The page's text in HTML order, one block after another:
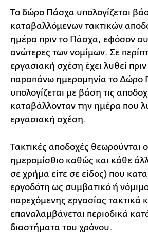
Το δώρο Πάσχα υπολογίζεται
καταβαλλόμενων τακτικών
ημέρα πριν το Πάσχα, εφόσον
ανώτερες των νομίμων. Σε
εργασιακή σχέση έχει λυθεί
παραπάνω ημερομηνία το Δώρο
υπολογίζεται με βάση τις
καταβάλλονταν την ημέρα που
εργασιακή σχέση.
Τακτικές αποδοχές θεωρούνται
ημερομίσθιο καθώς και κάθε
σε χρήμα είτε σε είδος) που
εργοδότη ως συμβατικό ή
παρεχόμενης εργασίας τακτικά
επαναλαμβάνεται περιοδικά
διαστήματα του χρόνου.